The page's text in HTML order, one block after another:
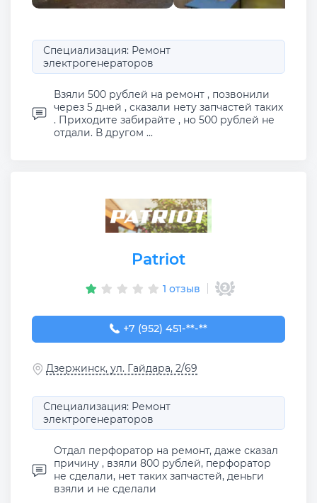
Специализация: Ремонт
электрогенераторов
Взяли 500 рублей на ремонт , позвонили
через 5 дней , сказали нету запчастей таких
. Приходите забирайте , но 500 рублей не
отдали. В другом ...
Patriot
1 отзыв
+7 (952) 451-99-30
+7 (952) 451-**-**
Дзержинск, ул. Гайдара, 2/69
Специализация: Ремонт
электрогенераторов
Отдал перфоратор на ремонт, даже сказал
причину , взяли 800 рублей, перфоратор
не сделали, нет таких запчастей, деньги
взяли и не сделали